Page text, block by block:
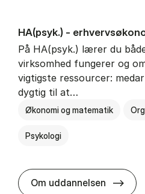
HA(psyk.) -
På HA(psyk.) lærer du
virksomhed fungerer og
vigtigste ressourcer:
dygtig til at…
Økonomi og matematik
Psykologi
Om uddannelsen